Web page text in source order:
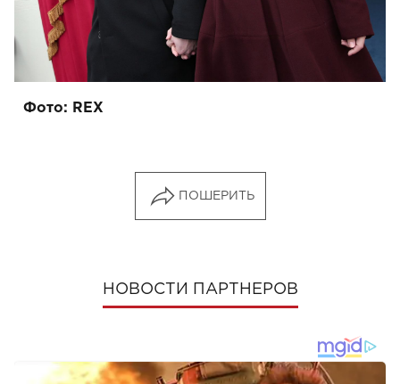
Фото: REX
ПОШЕРИТЬ
НОВОСТИ ПАРТНЕРОВ